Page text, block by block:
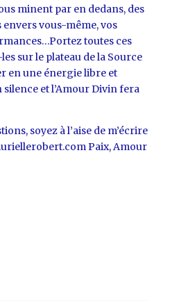
minent par en dedans, des
vous-même, vos
toutes ces
sur le plateau de la Source
en une énergie libre et
et l’Amour Divin fera
soyez à l’aise de m’écrire
Paix, Amour